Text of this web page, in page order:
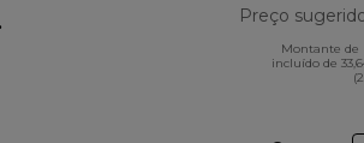
Preço
Montante de
incluído de